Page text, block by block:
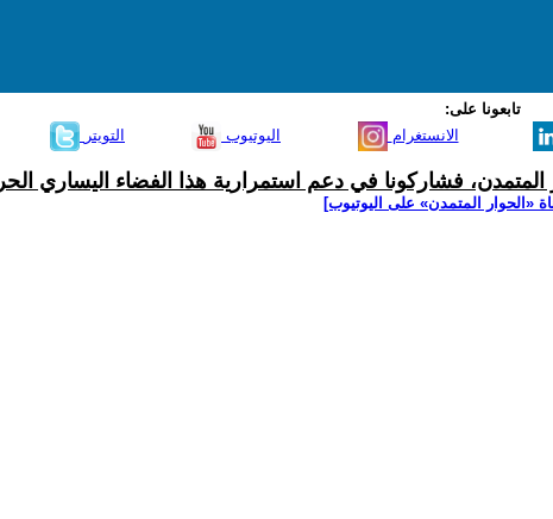
تابعونا على:
التويتر اليوتيوب الانستغرام
المتمدن، فشاركونا في دعم استمرارية هذا الفضاء اليساري الحر
‫«الحوار المتمدن» على اليوتيوب]